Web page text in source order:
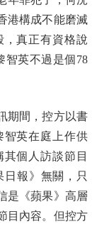
港構成不能磨滅
，真正有資格說
智英不過是個78
間，控方以書
智英在庭上作供
其個人訪談節目
日報》無關，只
是《蘋果》高層
目內容。但控方